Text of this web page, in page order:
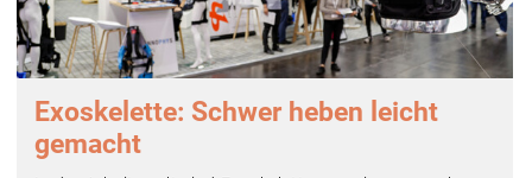
Exoskelette: Schwer heben leicht
gemacht